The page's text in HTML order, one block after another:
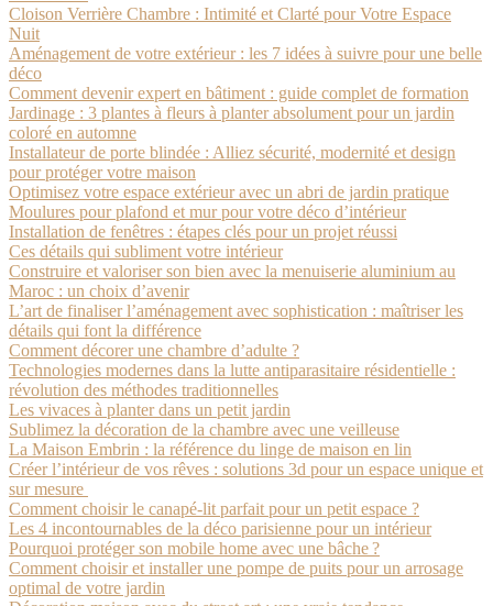
Cloison Verrière Chambre : Intimité et Clarté pour Votre Espace
Nuit
Aménagement de votre extérieur : les 7 idées à suivre pour une belle
déco
Comment devenir expert en bâtiment : guide complet de formation
Jardinage : 3 plantes à fleurs à planter absolument pour un jardin
coloré en automne
Installateur de porte blindée : Alliez sécurité, modernité et design
pour protéger votre maison
Optimisez votre espace extérieur avec un abri de jardin pratique
Moulures pour plafond et mur pour votre déco d’intérieur
Installation de fenêtres : étapes clés pour un projet réussi
Ces détails qui subliment votre intérieur
Construire et valoriser son bien avec la menuiserie aluminium au
Maroc : un choix d’avenir
L’art de finaliser l’aménagement avec sophistication : maîtriser les
détails qui font la différence
Comment décorer une chambre d’adulte ?
Technologies modernes dans la lutte antiparasitaire résidentielle :
révolution des méthodes traditionnelles
Les vivaces à planter dans un petit jardin
Sublimez la décoration de la chambre avec une veilleuse
La Maison Embrin : la référence du linge de maison en lin
Créer l’intérieur de vos rêves : solutions 3d pour un espace unique et
sur mesure
Comment choisir le canapé-lit parfait pour un petit espace ?
Les 4 incontournables de la déco parisienne pour un intérieur
Pourquoi protéger son mobile home avec une bâche ?
Comment choisir et installer une pompe de puits pour un arrosage
optimal de votre jardin